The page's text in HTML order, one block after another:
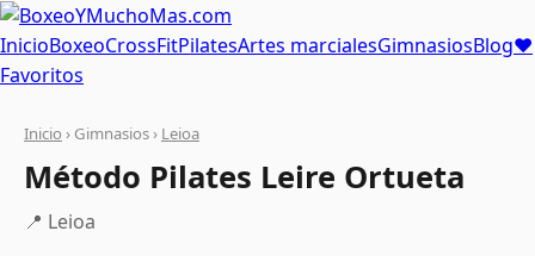
InicioBoxeoCrossFitPilatesArtes marcialesGimnasiosBlog❤
Favoritos
Inicio › Gimnasios › Leioa
Método Pilates Leire Ortueta
📍 Leioa